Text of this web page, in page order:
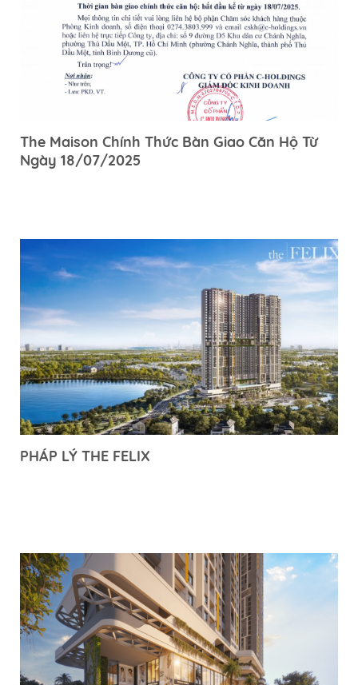
The Maison Chính Thức Bàn Giao Căn Hộ Từ
Ngày 18/07/2025
PHÁP LÝ THE FELIX